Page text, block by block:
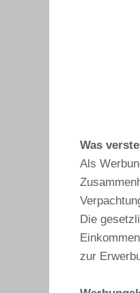
Was
Als
Die
zur